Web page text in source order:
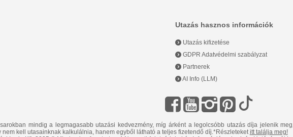
Utazás hasznos információk
Utazás kifizetése
GDPR Adatvédelmi szabályzat
Partnerek
AI Info (LLM)
mindig a legmagasabb utazási kedvezmény, míg árként a legolcsóbb utazás díja jelenik
kell utasainknak kalkulálnia, hanem egyből látható a teljes fizetendő díj.*Részleteketitt találja meg!